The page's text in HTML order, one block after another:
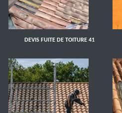
DEVIS FUITE DE TOITURE 41